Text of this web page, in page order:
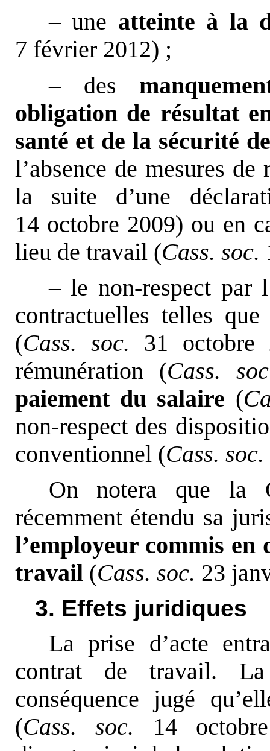
– une atteinte à la
7 février 2012) ;
– des
obligation de résultat
santé et de la sécurité
l’absence de mesures
la suite d’une
14 octobre 2009) ou en
lieu de travail (Cass. soc.
– le non-respect par
contractuelles telles
(Cass. soc. 31
rémunération (Cass. soc
paiement du salaire (
non-respect des
conventionnel (Cass. soc.
On notera que la
récemment étendu sa
l’employeur commis en
travail(Cass. soc. 23
3. Effets juridiques
La prise d’acte
contrat de travail.
conséquence jugé
(Cass. soc. 14